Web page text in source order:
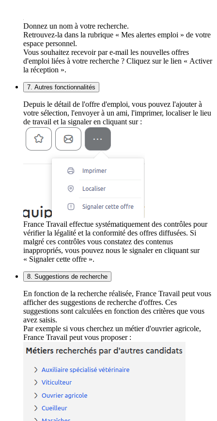
Donnez un nom à votre recherche.
Retrouvez-la dans la rubrique « Mes alertes emploi » de votre
espace personnel.
Vous souhaitez recevoir par e-mail les nouvelles offres
d'emploi liées à votre recherche ? Cliquez sur le lien « Activer
la réception ».
7. Autres fonctionnalités
Depuis le détail de l'offre d'emploi, vous pouvez l'ajouter à
votre sélection, l'envoyer à un ami, l'imprimer, localiser le lieu
de travail et la signaler en cliquant sur :
France Travail effectue systématiquement des contrôles pour
vérifier la légalité et la conformité des offres diffusées. Si
malgré ces contrôles vous constatez des contenus
inappropriés, vous pouvez nous le signaler en cliquant sur
« Signaler cette offre ».
8. Suggestions de recherche
En fonction de la recherche réalisée, France Travail peut vous
afficher des suggestions de recherche d'offres. Ces
suggestions sont calculées en fonction des critères que vous
avez saisis.
Par exemple si vous cherchez un métier d'ouvrier agricole,
France Travail peut vous proposer :